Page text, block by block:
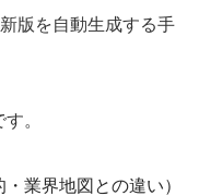
版を自動生成する手
。
業界地図との違い）